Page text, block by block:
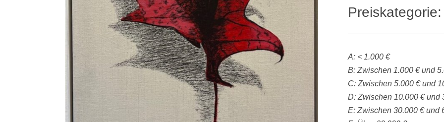
A: < 1.000 €
B: Zwischen 1.000 € und
C: Zwischen 5.000 € und
D: Zwischen 10.000 € und
E: Zwischen 30.000 € und